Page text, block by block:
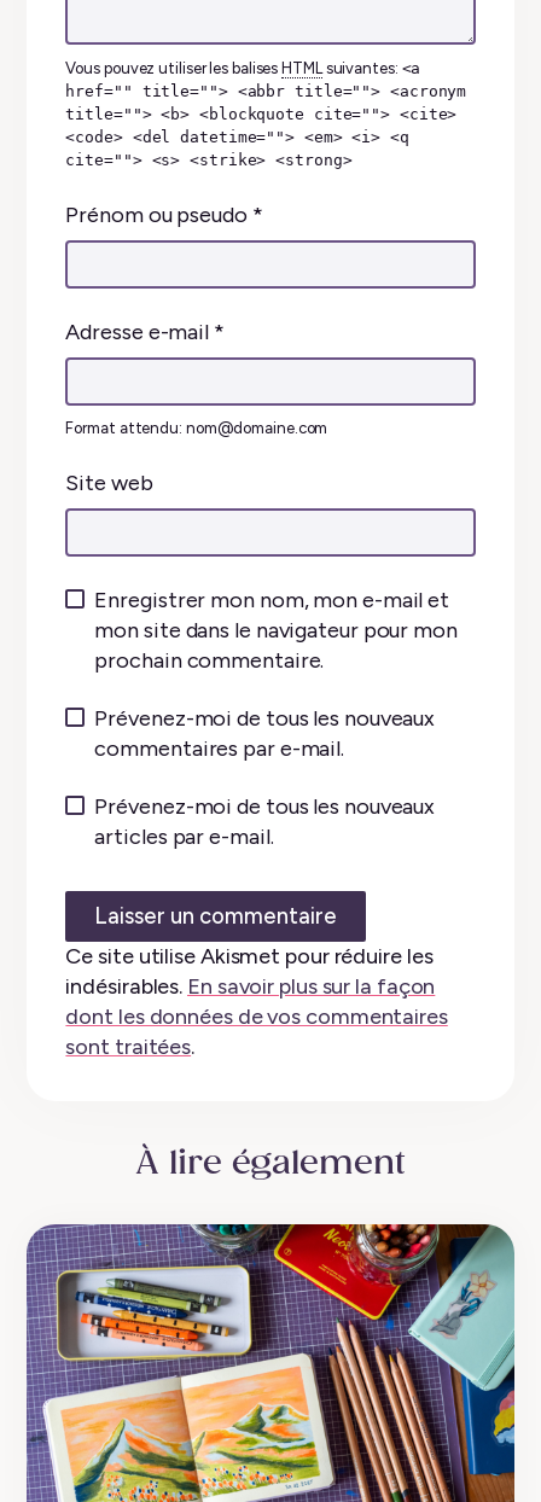
Vous pouvez utiliser les balises HTMLsuivantes: <a
href="" title=""> <abbr title=""> <acronym
title=""> <b> <blockquote cite=""> <cite>
<code> <del datetime=""> <em> <i> <q
cite=""> <s> <strike> <strong>
Prénom ou pseudo *
Adresse e-mail *
Format attendu: nom@domaine.com
Site web
Enregistrer mon nom, mon e-mail et
mon site dans le navigateur pour mon
prochain commentaire.
Prévenez-moi de tous les nouveaux
commentaires par e-mail.
Prévenez-moi de tous les nouveaux
articles par e-mail.
Ce site utilise Akismet pour réduire les
indésirables. En savoir plus sur la façon
dont les données de vos commentaires
sont traitées.
À lire également